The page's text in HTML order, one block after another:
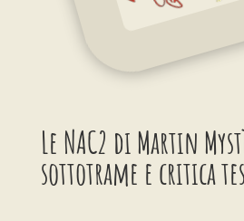
Le NAC2 di Martin
sottotrame e critica